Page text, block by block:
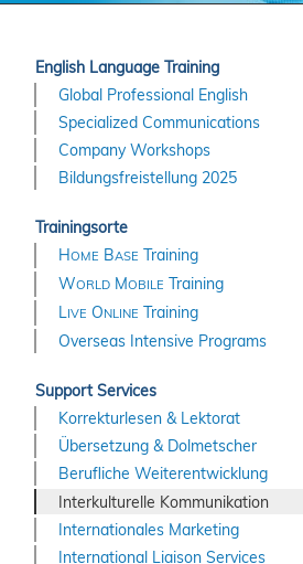
English Language Training
Global Professional English
Specialized Communications
Company Workshops
Bildungsfreistellung 2025
Trainingsorte
HOME BASE Training
WORLD MOBILE Training
LIVE ONLINE Training
Overseas Intensive Programs
Support Services
Korrekturlesen & Lektorat
Übersetzung & Dolmetscher
Berufliche Weiterentwicklung
Interkulturelle Kommunikation
Internationales Marketing
International Liaison Services